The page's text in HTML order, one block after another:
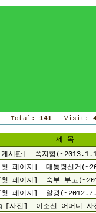
Total: 141 Visit:
제 목
[게시판]- 쪽지함
[첫 페이지]- 대통령선거
[첫 페이지]- 숙부 부고
[첫 페이지]- 알광
[사진]- 이소선 어머니